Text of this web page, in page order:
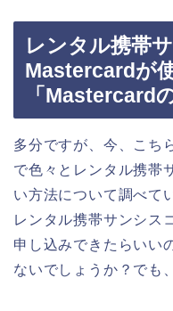
レンタル携帯
Mastercardが
「Mastercard
多分ですが、今、こち
で色々とレンタル携帯
い方法について調べて
レンタル携帯サンシス
申し込みできたらいい
ないでしょうか？でも